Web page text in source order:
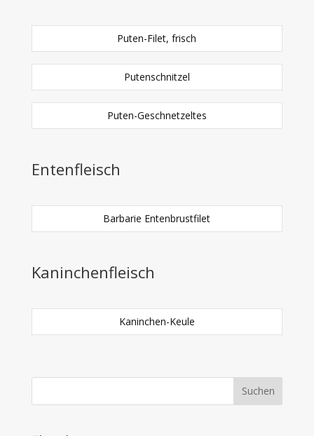
Puten-Filet, frisch
Putenschnitzel
Puten-Geschnetzeltes
Entenfleisch
Barbarie Entenbrustfilet
Kaninchenfleisch
Kaninchen-Keule